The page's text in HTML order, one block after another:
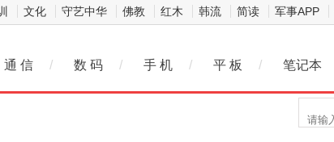
文化 守艺中华 佛教 红木 韩流 简读 军事APP
通 信 / 数 码 / 手 机 / 平 板 / 笔记本